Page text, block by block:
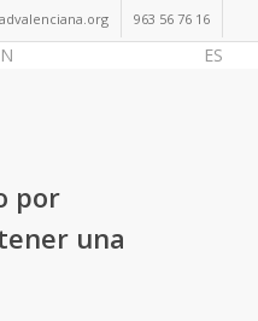
963 56 76 16
ES
por
una